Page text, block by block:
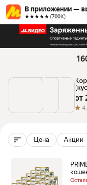
В приложении —
★★★★★ (700К)
от
Цена Акции